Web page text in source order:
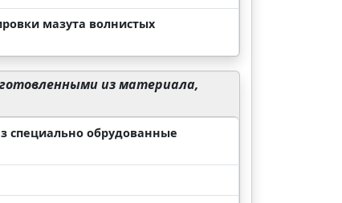
мазута волнистых
из материала,
специально обрудованные